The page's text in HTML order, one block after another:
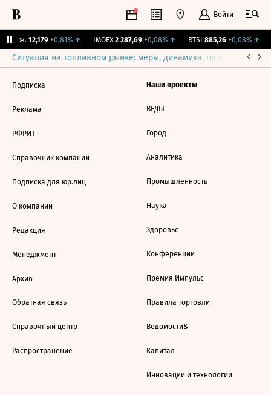
Войти
Бирж. 12,179 +0,81%↑ IMOEX 2 287,69 +0,08%↑ RTSI 885,26 +0,08%↑
Ситуация на топливном рынке: меры, динамика, прогнозы
Подписка
Реклама
РФРИТ
Справочник компаний
Подписка для юр.лиц
О компании
Редакция
Менеджмент
Архив
Обратная связь
Справочный центр
Распространение
Наши проекты
ВЕДЫ
Город
Аналитика
Промышленность
Наука
Здоровье
Конференции
Премия Импульс
Правила торговли
Ведомости&
Капитал
Инновации и технологии